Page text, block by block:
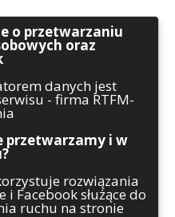
o przetwarzaniu
oraz
danych jest
- firma RTFM-
przetwarzamy i w
rozwiązania
i Facebook służące do
ruchu na stronie